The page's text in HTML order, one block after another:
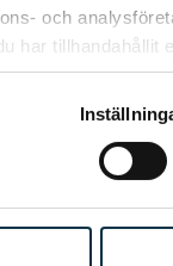
och
har tillhandahållit
Jättegod
älskar den.